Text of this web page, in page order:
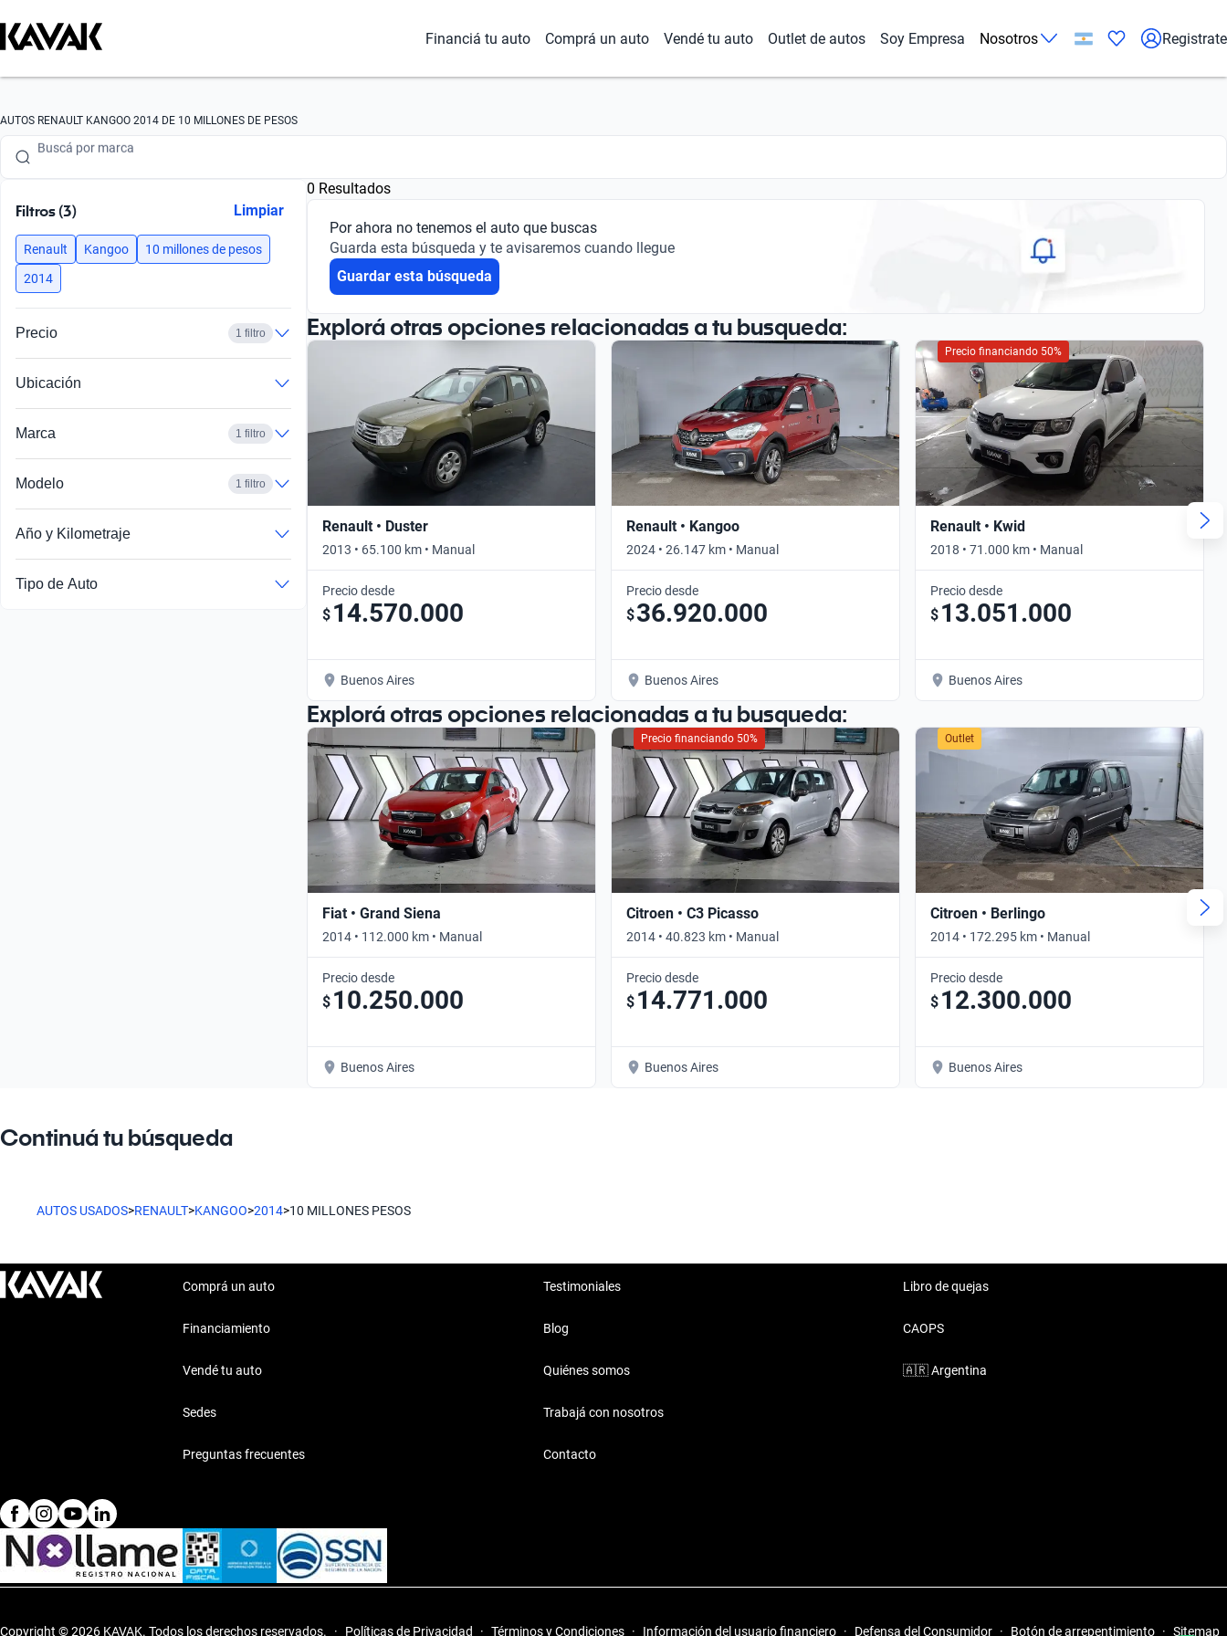
Financiá tu auto Comprá un auto Vendé tu auto Outlet de autos Soy Empresa Nosotros Registrate
AUTOS RENAULT KANGOO 2014 DE 10 MILLONES DE PESOS
Buscá por marca
Buscá por modelo
Buscá por año
Buscá por marca
Buscá por versión
Filtros (3) Limpiar
Renault Kangoo
10 millones de pesos
2014
Precio 1 filtro
Ubicación
Marca 1 filtro
Modelo 1 filtro
Año y Kilometraje
Tipo de Auto
0 Resultados
Por ahora no tenemos el auto que buscas
Guarda esta búsqueda y te avisaremos cuando llegue
Guardar esta búsqueda
Explorá otras opciones relacionadas a tu busqueda:
Renault • Duster
2013 • 65.100 km • Manual
Precio desde
$ 14.570.000
Buenos Aires
Renault • Kangoo
2024 • 26.147 km • Manual
Precio desde
$36.920.000
Buenos Aires
Precio financiando 50%
Renault • Kwid
2018 • 71.000 km • Manual
Precio desde
$ 13.051.000
Buenos Aires
Explorá otras opciones relacionadas a tu busqueda:
Fiat • Grand Siena
2014 • 112.000 km • Manual
Precio desde
$ 10.250.000
Buenos Aires
Precio financiando 50%
Citroen • C3 Picasso
2014 • 40.823 km • Manual
Precio desde
$ 14.771.000
Buenos Aires
Outlet
Citroen • Berlingo
2014 • 172.295 km • Manual
Precio desde
$ 12.300.000
Buenos Aires
Continuá tu búsqueda
AUTOS USADOS>RENAULT>KANGOO>2014>10 MILLONES PESOS
Comprá un auto
Financiamiento
Vendé tu auto
Sedes
Preguntas frecuentes
Testimoniales
Blog
Quiénes somos
Trabajá con nosotros
Contacto
Libro de quejas
CAOPS
🇦🇷 Argentina
Copyright © 2026 KAVAK. Todos los derechos reservados. · Políticas de Privacidad · Términos y Condiciones · Información del usuario financiero · Defensa del Consumidor · Botón de arrepentimiento · Sitemap